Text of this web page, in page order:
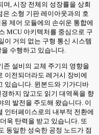
며, 시장 전체의 성장률을 상회
소형 기판 레이아웃과의 호
제어 모듈에의 손쉬운 통합에
MCU 아키텍처를 중심으로 구
이 거의 없는 구형 통신 시스템
수행하고 있습니다.
존 설비의 교체 주기의 영향을
이전되더라도 레거시 장비에
있습니다. 윈본드와 기가디바
하지 않고도 읽기 대역폭을 향
의 발전을 주도해 왔습니다. 이
인터페이스로의 내부적 전환에
욱 탄력을 받고 있습니다. 또
동일한 성숙한 공정 노드가 점